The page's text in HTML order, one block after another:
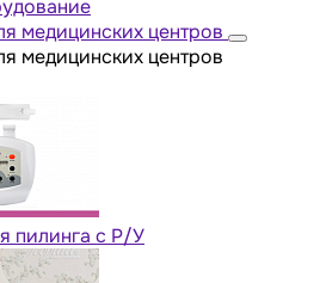
медицинских центров
медицинских центров
пилинга с Р/У